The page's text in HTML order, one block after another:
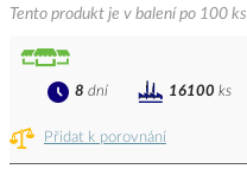
Tento produkt je v balení po 100 ks
Přidat k porovnání
8 dní 16100 ks